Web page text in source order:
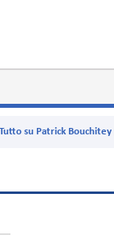
Tutto su Patrick Bouchitey